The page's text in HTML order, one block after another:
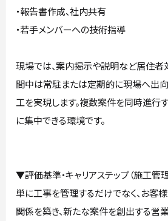
・報告書作成、社内共有
・若手メンバーへの技術指導
現場では、案内掲示や説明など居住者
間中は常駐または定期的に現場へ出
工を実現します。複数案件を同時進行
に集中できる環境です。
▼評価基準・キャリアステップ（施工管理
単に工事を管理するだけでなく、お客
関係を築き、新たな案件を創出する営